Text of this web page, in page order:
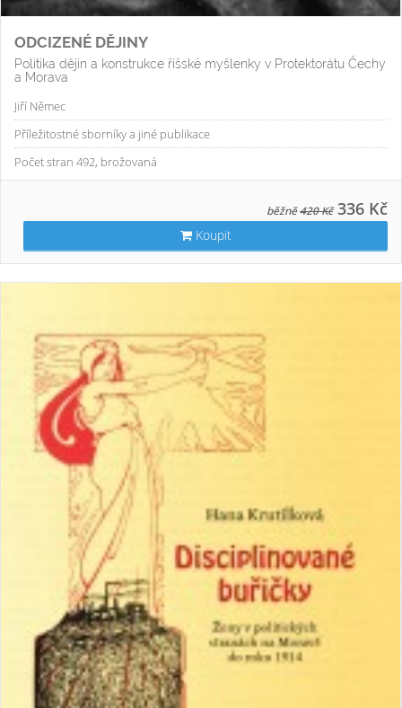
ODCIZENÉ DĚJINY
Politika dějin a konstrukce říšské myšlenky v Protektorátu Čechy
a Morava
Jiří Němec
Příležitostné sborníky a jiné publikace
Počet stran 492, brožovaná
běžně420 Kč 336 Kč
Koupit